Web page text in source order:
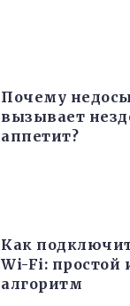
Почему
вызывает
аппетит?
Как
Wi-Fi: простой
алгоритм